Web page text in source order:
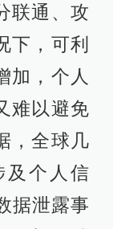
联通、攻
下，可利
加，个人
难以避免
，全球几
及个人信
据泄露事